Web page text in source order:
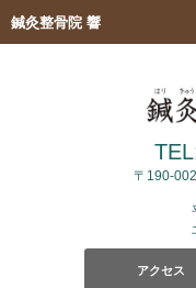
鍼灸整骨院 響
〒190-
アクセス